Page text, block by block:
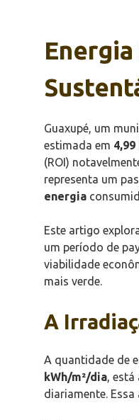
Guaxupé, um
estimada em
(ROI)
representa um
energia
Este artigo
um período de
viabilidade
mais verde.
A
A quantidade de
kWh/m²/dia ,
diariamente.